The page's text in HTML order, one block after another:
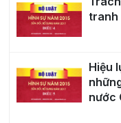
tranh
Hiệu
nước